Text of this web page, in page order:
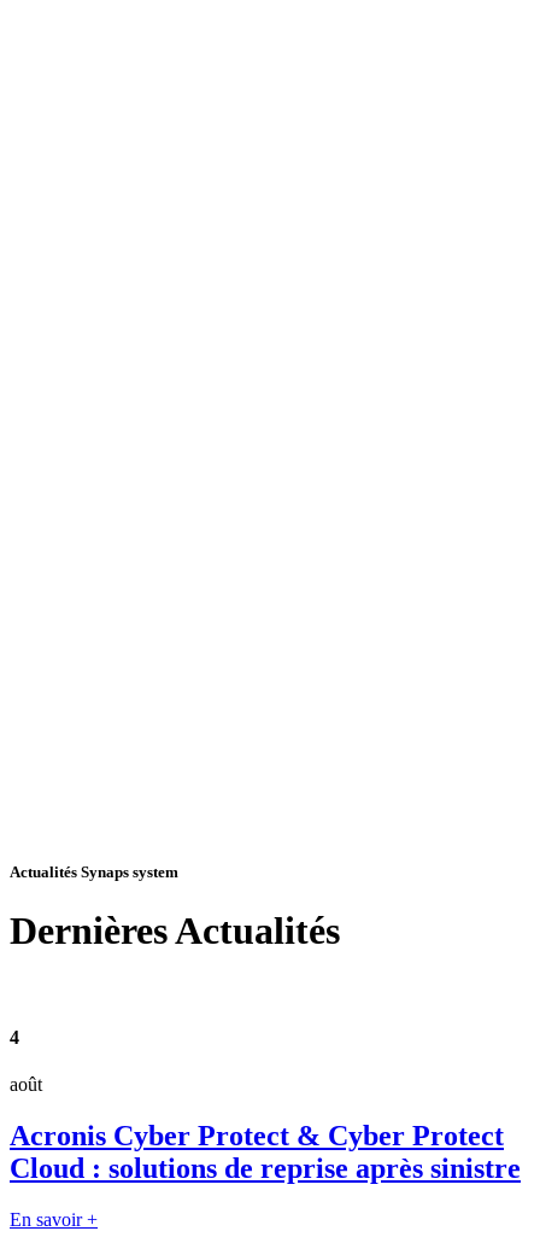
Actualités Synaps system
DernièresActualités
4
août
Acronis Cyber Protect & Cyber Protect
Cloud : solutions de reprise après sinistre
En savoir +